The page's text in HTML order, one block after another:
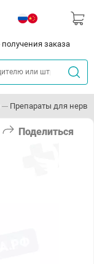
заказа
Препараты для
Поделиться